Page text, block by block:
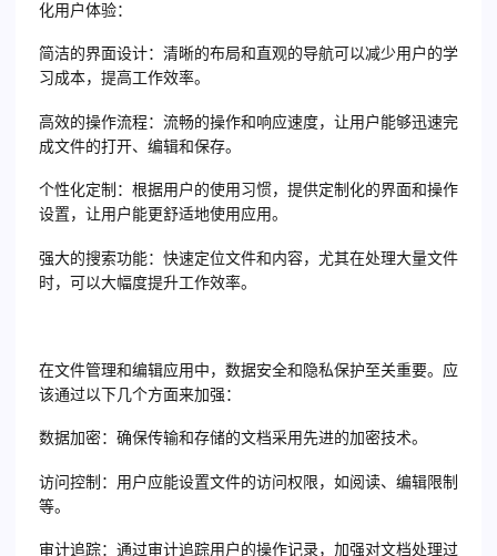
化用户体验：
简洁的界面设计：清晰的布局和直观的导航可以减少用户的学
习成本，提高工作效率。
高效的操作流程：流畅的操作和响应速度，让用户能够迅速完
成文件的打开、编辑和保存。
个性化定制 ：根据用户的使用习惯，提供定制化的界面和操作
设置，让用户能更舒适地使用应用。
强大的搜索功能：快速定位文件和内容，尤其在处理大量文件
时，可以大幅度提升工作效率。
在文件管理和编辑应用中，数据安全和隐私保护至关重要。应
该通过以下几个方面来加强：
数据加密：确保传输和存储的文档采用先进的加密技术。
访问控制 ：用户应能设置文件的访问权限，如阅读、编辑限制
等。
审计追踪：通过审计追踪用户的操作记录，加强对文档处理过